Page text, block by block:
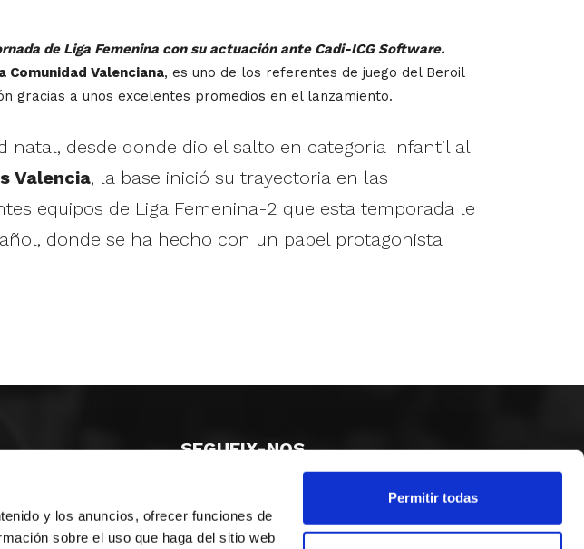
y los anuncios, ofrecer funciones de
sobre el uso que haga del sitio web
Permitir todas
de Liga Femenina con su actuación ante Cadi-ICG Software.
Comunidad Valenciana, es uno de los referentes de juego del Beroil
gracias a unos excelentes promedios en el lanzamiento.
natal, desde donde dio el salto en categoría Infantil al
Valencia, la base inició su trayectoria en las
equipos de Liga Femenina-2 que esta temporada le
donde se ha hecho con un papel protagonista
SEGUEIX-NOS